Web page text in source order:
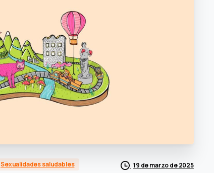
Sexualidades saludables 19 de marzo de 2025